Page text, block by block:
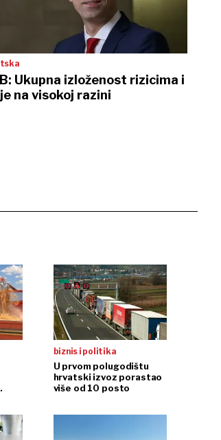
Ukupna izloženost rizicima i
na visokoj razini
biznis i politika
U prvom polugodištu
hrvatski izvoz porastao
više od 10 posto